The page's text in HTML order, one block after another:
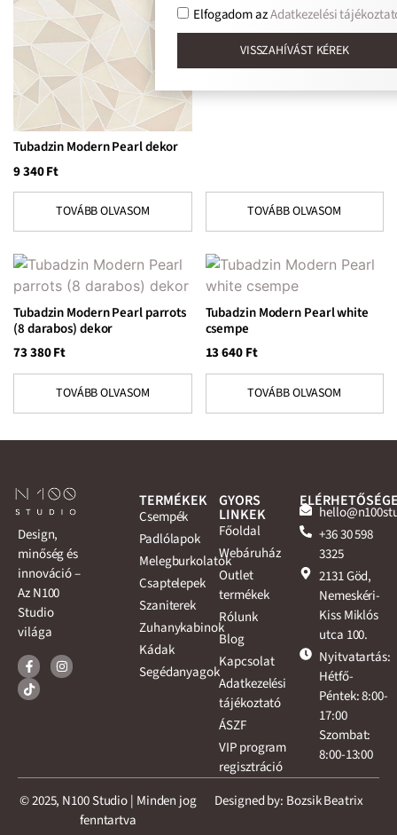
Tubadzin Modern Pearl dekor
9 340Ft
TOVÁBB OLVASOM
Tubadzin Modern Pearl
padlólap
14 430Ft
TOVÁBB OLVASOM
Tubadzin Modern Pearl parrots
(8 darabos) dekor
73 380Ft
TOVÁBB OLVASOM
Tubadzin Modern Pearl white
csempe
13 640Ft
TOVÁBB OLVASOM
Design,
minőség és
innováció –
Az N100
Studio
világa
TERMÉKEK
Csempék
Padlólapok
Melegburkolatok
Csaptelepek
Szaniterek
Zuhanykabinok
Kádak
Segédanyagok
GYORS
LINKEK
Főoldal
Webáruház
Outlet
termékek
Rólunk
Blog
Kapcsolat
Adatkezelési
tájékoztató
ÁSZF
VIP program
regisztráció
+36 30 598
3325
2131 Göd,
Nemeskéri-
Kiss Miklós
utca 100.
Nyitvatartás:
Hétfő-
Péntek: 8:00-
17:00
Szombat:
8:00-13:00
© 2025, N100 Studio | Minden jog
fenntartva
Designed by: Bozsik Beatrix
Elfogadom azAdatkezelési
VISSZAHÍVÁST KÉREK